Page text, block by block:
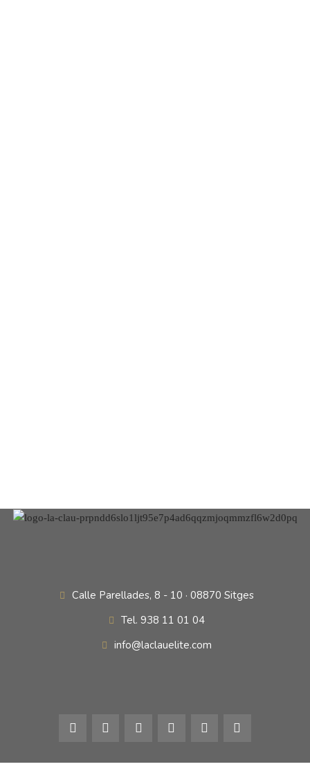
Calle Parellades, 8 - 10 · 08870 Sitges
Tel. 938 11 01 04
info@laclauelite.com